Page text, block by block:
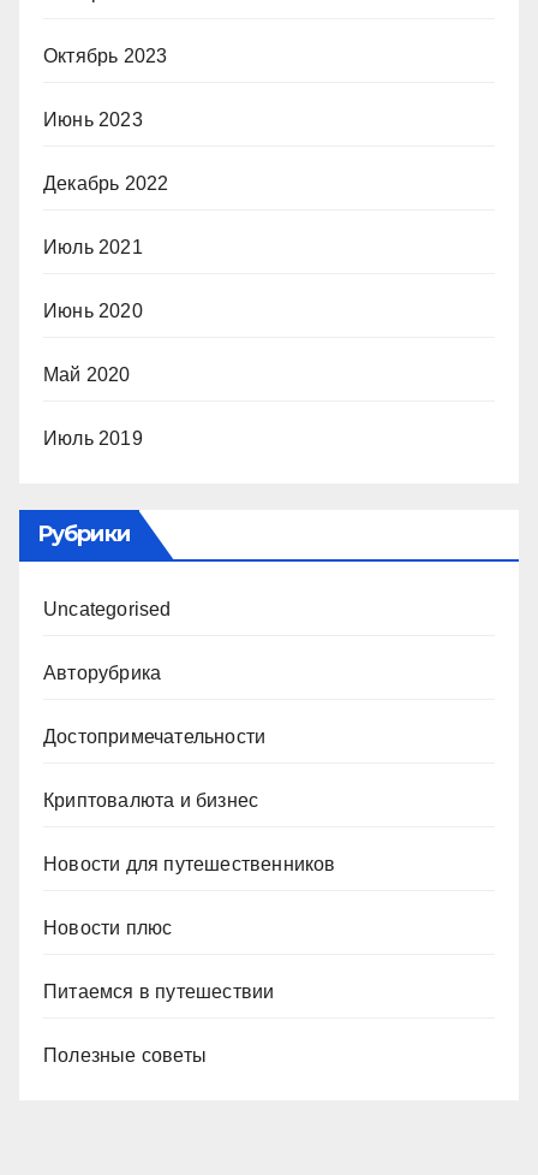
Октябрь 2023
Июнь 2023
Декабрь 2022
Июль 2021
Июнь 2020
Май 2020
Июль 2019
Рубрики
Uncategorised
Авторубрика
Достопримечательности
Криптовалюта и бизнес
Новости для путешественников
Новости плюс
Питаемся в путешествии
Полезные советы